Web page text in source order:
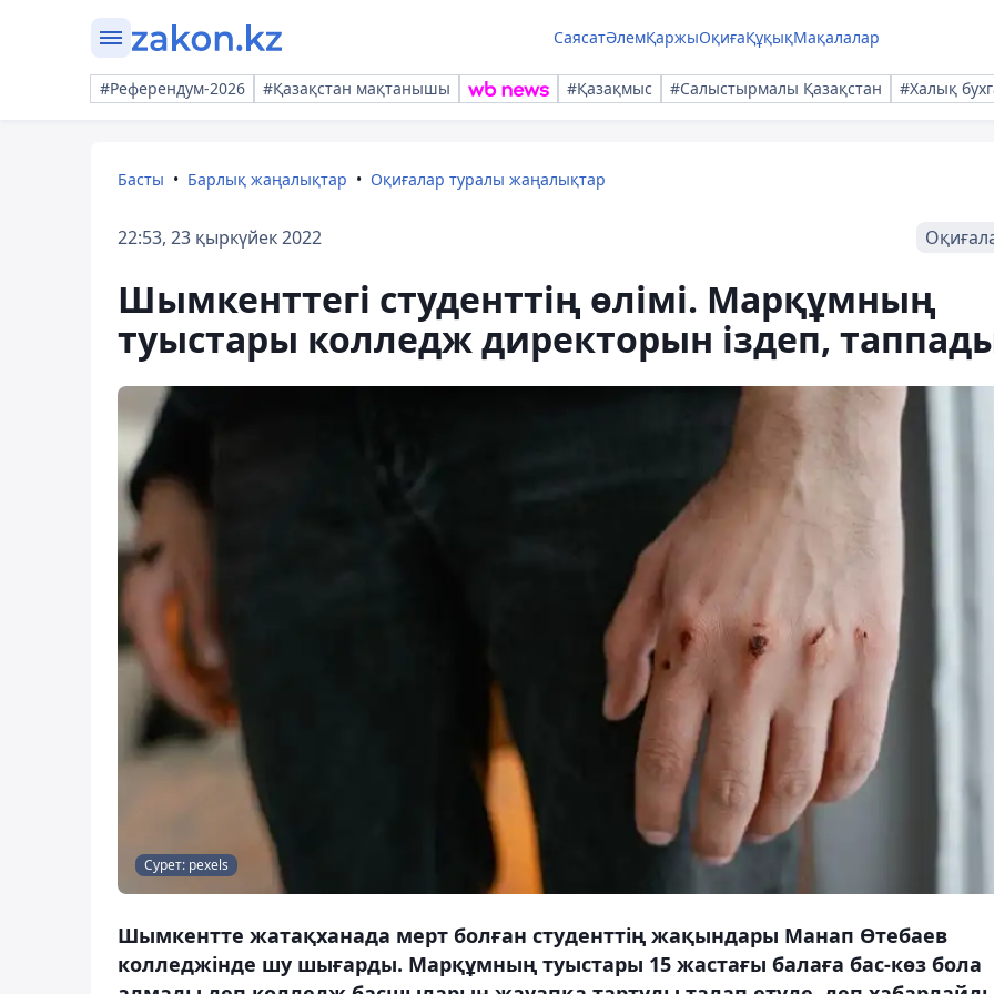
СаясатӘлемҚаржыОқиғаҚұқықМақалалар
#Референдум-2026 #Қазақстан мақтанышы #Қазақмыс #Салыстырмалы Қазақстан #Халық
Басты Барлық жаңалықтар Оқиғалар туралы жаңалықтар
22:53, 23 қыркүйек 2022
Шымкенттегі студенттің өлімі. Марқұмның
туыстары колледж директорын іздеп,
Сурет: pexels
Шымкентте жатақханада мерт болған студенттің жақындары Манап Өтебаев
колледжінде шу шығарды. Марқұмның туыстары 15 жастағы балаға бас-көз бола